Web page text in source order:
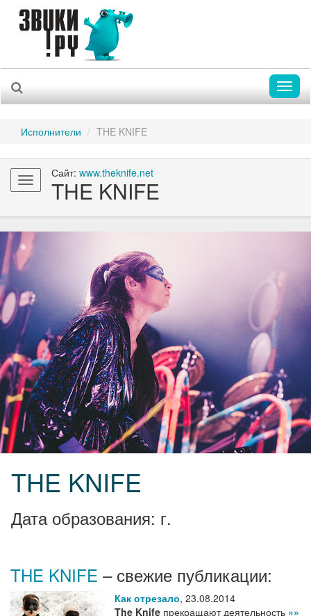
Исполнители THE KNIFE
Toggle
navigation
Сайт: www.theknife.net
THE KNIFE
THE KNIFE
Дата образования: г.
THE KNIFE – свежие публикации:
Как отрезало, 23.08.2014
The Knife прекращают деятельность »»